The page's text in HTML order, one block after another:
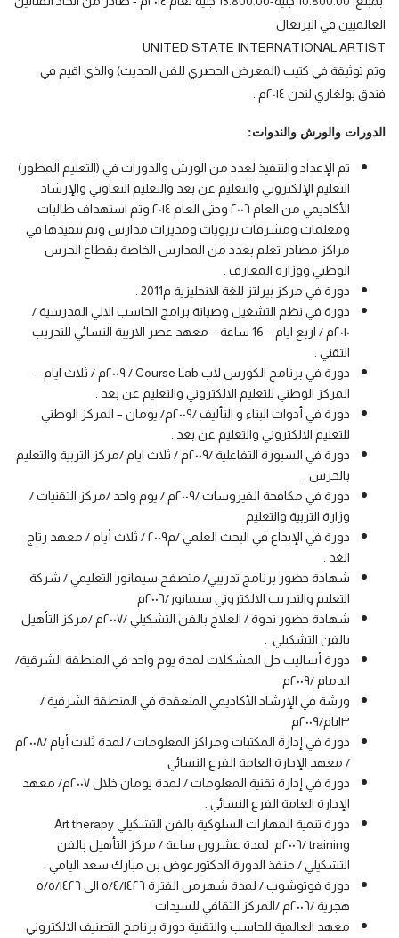
العالميين في البرتغال
UNITED STATE INTERNATIONAL ARTIST
فندق بولغاري لندن ٢٠١٤م .
الدورات والورش والندوات:
تم الإعداد والتنفيذ لعدد من الورش والدورات في (التعليم المطور)
التعليم الإلكتروني والتعليم عن بعد والتعليم التعاوني والإرشاد
الأكاديمي من العام ٢٠٠٦ وحتى العام ٢٠١٤ وتم استهداف طالبات
ومعلمات ومشرفات تربويات ومديرات مدارس وتم تنفيذها في
مراكز مصادر تعلم بعدد من المدارس الخاصة بقطاع الحرس
الوطني ووزارة المعارف .
دورة في مركز بيرلتز للغة الانجليزية م2011 .
دورة في نظم التشغيل وصيانة برامج الحاسب الالي المدرسية /
٢٠١٠م / اربع ايام – 16 ساعة – معهد عصر الاريبة النسائي للتدريب
التقني .
دورة في برنامج الكورس لاب Course Lab / ٢٠٠٩م / ثلاث ايام –
المركز الوطني للتعليم الالكتروني والتعليم عن بعد .
دورة في أدوات البناء و التأليف /٢٠٠٩م/ يومان – المركز الوطني
للتعليم الالكتروني والتعليم عن بعد .
دورة في السبورة التفاعلية /٢٠٠٩م / ثلاث ايام /مركز التربية والتعليم
بالحرس .
دورة في مكافحة الفيروسات /٢٠٠٩م / يوم واحد /مركز التقنيات /
وزارة التربية والتعليم
دورة في الإبداع في البحث العلمي /م٢٠٠٩ / ثلاث أيام / معهد رتاج
الغد .
شهادة حضور برنامج تدريبي/ متصفح سيمانور التعليمي / شركة
التعليم والتدريب الالكتروني سيمانور/٢٠٠٦م
شهادة حضور ندوة / العلاج بالفن التشكيلي /٢٠٠٧م /مركز التأهيل
بالفن التشكيلي .
دورة أساليب حل المشكلات لمدة يوم واحد في المنطقة الشرقية/
الدمام /٢٠٠٩م
ورشة في الإرشاد الأكاديمي المنعقدة في المنطقة الشرقية /
٣ايام/٢٠٠٩م
دورة في إدارة المكتبات ومراكز المعلومات / لمدة ثلاث أيام /٢٠٠٨م
/ معهد الإدارة العامة الفرع النسائي
دورة في إدارة تقنية المعلومات / لمدة يومان خلال ٢٠٠٧م/ معهد
الإدارة العامة الفرع النسائي .
دورة تنمية المهارات السلوكية بالفن التشكيلي Art therapy
training /٢٠٠٦م لمدة عشرون ساعة / مركز التأهيل بالفن
التشكيلي / منفذ الدورة الدكتورعوض بن مبارك سعد اليامي .
دورة فوتوشوب / لمدة شهرمن الفترة ٥/٤/١٤٢٦ الى ٥/٥/١٤٢٦
هجرية /٢٠٠٦م /المركز الثقافي للسيدات
معهد العالمية للحاسب والتقنية دورة برنامج التصنيف الالكتروني